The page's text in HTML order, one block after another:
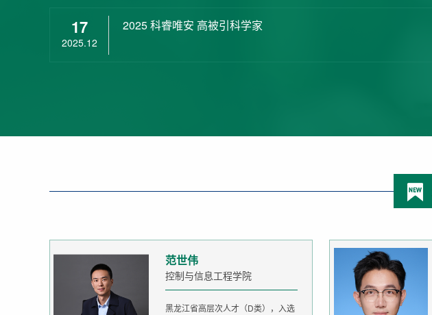
17
2025.12
2025 科睿唯安 高被引科学家
范世伟
控制与信息工程学院
黑龙江省高层次人才（D类），入选